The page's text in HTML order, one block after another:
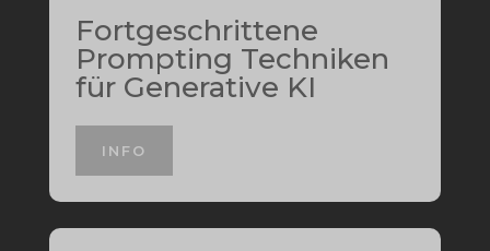
Fortgeschrittene
Prompting Techniken
für Generative KI
INFO